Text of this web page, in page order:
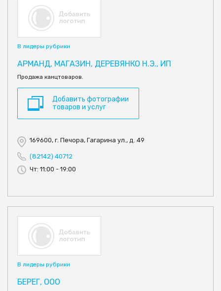
В лидеры рубрики
АРМАНД, МАГАЗИН, ДЕРЕВЯНКО Н.Э., ИП
Продажа канцтоваров.
Добавить фотографии
товаров и услуг
169600, г. Печора, Гагарина ул., д. 49
(82142) 40712
Чт: 11:00 - 19:00
В лидеры рубрики
БЕРЕГ, ООО